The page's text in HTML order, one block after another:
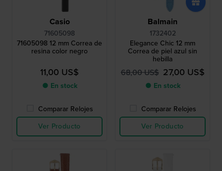
Casio
71605098
71605098 12 mm Correa de
resina color negro
11,00 US$
● En stock
Comparar Relojes
Ver Producto
Balmain
1732402
Elegance Chic 12 mm
Correa de piel azul sin
hebilla
68,00 US$ 27,00 US$
● En stock
Comparar Relojes
Ver Producto